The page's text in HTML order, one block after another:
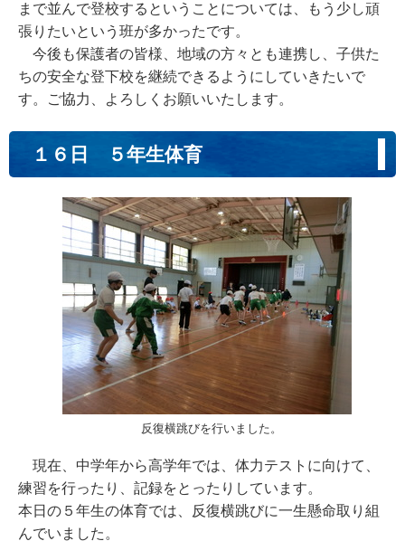
まで並んで登校するということについては、もう少し頑
張りたいという班が多かったです。
今後も保護者の皆様、地域の方々とも連携し、子供た
ちの安全な登下校を継続できるようにしていきたいで
す。ご協力、よろしくお願いいたします。
１６日 ５年生体育
反復横跳びを行いました。
現在、中学年から高学年では、体力テストに向けて、
練習を行ったり、記録をとったりしています。
本日の５年生の体育では、反復横跳びに一生懸命取り組
んでいました。